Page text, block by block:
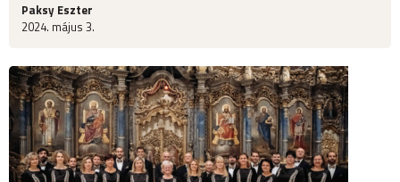
Paksy Eszter
2024. május 3.